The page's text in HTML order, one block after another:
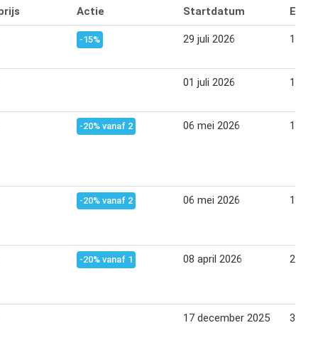
Actie Startdatum
-15% 29 juli 2026 11
01 juli 2026 14
-20% vanaf 2 06 mei 2026 19
-20% vanaf 2 06 mei 2026 19
-20% vanaf 1 08 april 2026 21
17 december 2025 31